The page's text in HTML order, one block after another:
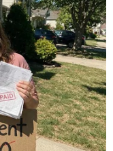
công cho Việt Nam
Hải An/Vietnam+)
lại Đại hội thể
thành công
ngôi vị số 1 trên
31.